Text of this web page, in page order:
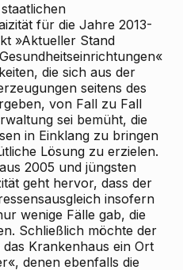
für die Jahre 2013-
»Aktueller Stand
die sich aus der
seitens des
von Fall zu Fall
sei bemüht, die
in Einklang zu bringen
Lösung zu erzielen.
2005 und jüngsten
geht hervor, dass der
insofern
wenige Fälle gab, die
Schließlich möchte der
Krankenhaus ein Ort
denen ebenfalls die